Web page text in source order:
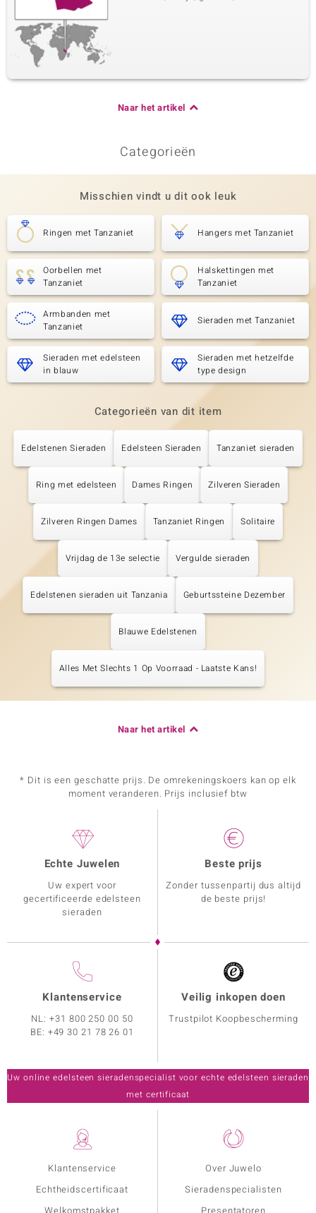
Naar het artikel
Categorieën
Misschien vindt u dit ook leuk
Ringen met Tanzaniet Hangers met Tanzaniet
Oorbellen met
Tanzaniet
Halskettingen met
Tanzaniet
Armbanden met
Tanzaniet
Sieraden met Tanzaniet
Sieraden met edelsteen
in blauw
Sieraden met hetzelfde
type design
Categorieën van dit item
Edelstenen Sieraden Edelsteen Sieraden Tanzaniet sieraden
Ring met edelsteen Dames Ringen Zilveren Sieraden
Zilveren Ringen Dames Tanzaniet Ringen Solitaire
Vrijdag de 13e selectie Vergulde sieraden
Edelstenen sieraden uit Tanzania Geburtssteine Dezember
Blauwe Edelstenen
Alles Met Slechts 1 Op Voorraad - Laatste Kans!
Naar het artikel
* Dit is een geschatte prijs. De omrekeningskoers kan op elk
moment veranderen. Prijs inclusief btw
Klantenservice
Echtheidscertificaat
Over Juwelo
Sieradenspecialisten
Echte Juwelen
Uw expert voor
gecertificeerde edelsteen
sieraden
Beste prijs
Zonder tussenpartij dus altijd
de beste prijs!
Klantenservice
NL:+31 800 250 00 50
BE: +49 30 21 78 26 01
Veilig inkopen doen
Trustpilot Koopbescherming
Uw online edelsteen sieradenspecialist voor echte edelsteen sieraden
met certificaat